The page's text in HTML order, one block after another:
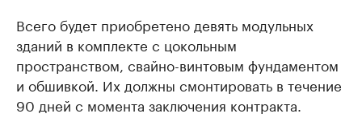
Всего будет приобретено девять модульных
зданий в комплекте с цокольным
пространством, свайно-винтовым фундаментом
и обшивкой. Их должны смонтировать в течение
90 дней с момента заключения контракта.